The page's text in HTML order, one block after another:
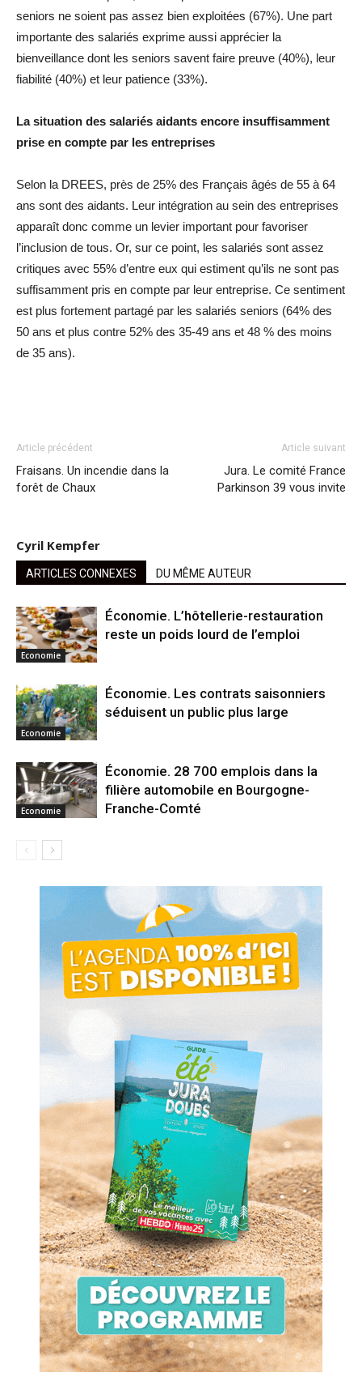
seniors ne soient pas assez bien exploitées (67%). Une part
importante des salariés exprime aussi apprécier la
bienveillance dont les seniors savent faire preuve (40%), leur
fiabilité (40%) et leur patience (33%).
La situation des salariés aidants encore insuffisamment
prise en compte par les entreprises
Selon la DREES, près de 25% des Français âgés de 55 à 64
ans sont des aidants. Leur intégration au sein des entreprises
apparaît donc comme un levier important pour favoriser
l’inclusion de tous. Or, sur ce point, les salariés sont assez
critiques avec 55% d’entre eux qui estiment qu’ils ne sont pas
suffisamment pris en compte par leur entreprise. Ce sentiment
est plus fortement partagé par les salariés seniors (64% des
50 ans et plus contre 52% des 35-49 ans et 48 % des moins
de 35 ans).
Article précédent
Fraisans. Un incendie dans la
forêt de Chaux
Article suivant
Jura. Le comité France
Parkinson 39 vous invite
Cyril Kempfer
ARTICLES CONNEXES DU MÊME AUTEUR
Economie
Économie. L’hôtellerie-restauration
reste un poids lourd de l’emploi
Economie
Économie. Les contrats saisonniers
séduisent un public plus large
Economie
Économie. 28 700 emplois dans la
filière automobile en Bourgogne-
Franche-Comté